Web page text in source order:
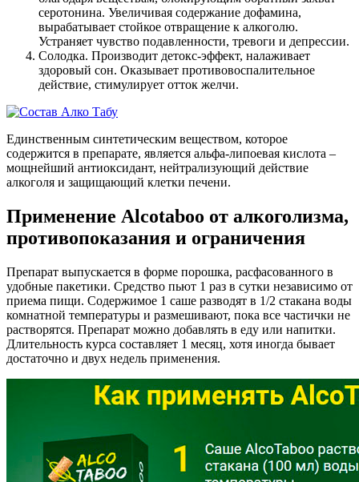
серотонина. Увеличивая содержание дофамина,
вырабатывает стойкое отвращение к алкоголю.
Устраняет чувство подавленности, тревоги и депрессии.
Солодка. Производит детокс-эффект, налаживает
здоровый сон. Оказывает противовоспалительное
действие, стимулирует отток желчи.
Единственным синтетическим веществом, которое
содержится в препарате, является альфа-липоевая кислота –
мощнейший антиоксидант, нейтрализующий действие
алкоголя и защищающий клетки печени.
Применение Alcotaboo от алкоголизма,
противопоказания и ограничения
Препарат выпускается в форме порошка, расфасованного в
удобные пакетики. Средство пьют 1 раз в сутки независимо от
приема пищи. Содержимое 1 саше разводят в 1/2 стакана воды
комнатной температуры и размешивают, пока все частички не
растворятся. Препарат можно добавлять в еду или напитки.
Длительность курса составляет 1 месяц, хотя иногда бывает
достаточно и двух недель применения.